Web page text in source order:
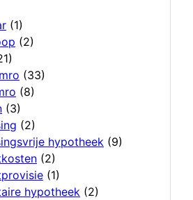
(1)
(2)
(33)
(8)
(3)
(2)
hypotheek (9)
(2)
(1)
hypotheek (2)